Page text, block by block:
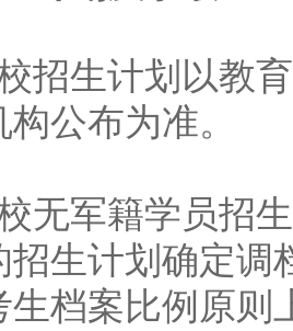
招生计划以教
公布为准。
无军籍学员招
招生计划确定调
档案比例原则